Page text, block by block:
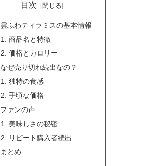
目次
雲ふわティラミスの基本情報
商品名と特徴
価格とカロリー
なぜ売り切れ続出なの？
独特の食感
手頃な価格
ファンの声
美味しさの秘密
リピート購入者続出
まとめ